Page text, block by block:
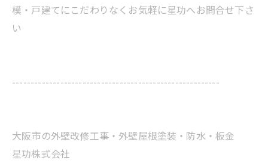
模・戸建てにこだわりなくお気軽に星功へお問合せ下さ
い
--------------------------------------------------------
大阪市の外壁改修工事・外壁屋根塗装・防水・板金
星功株式会社